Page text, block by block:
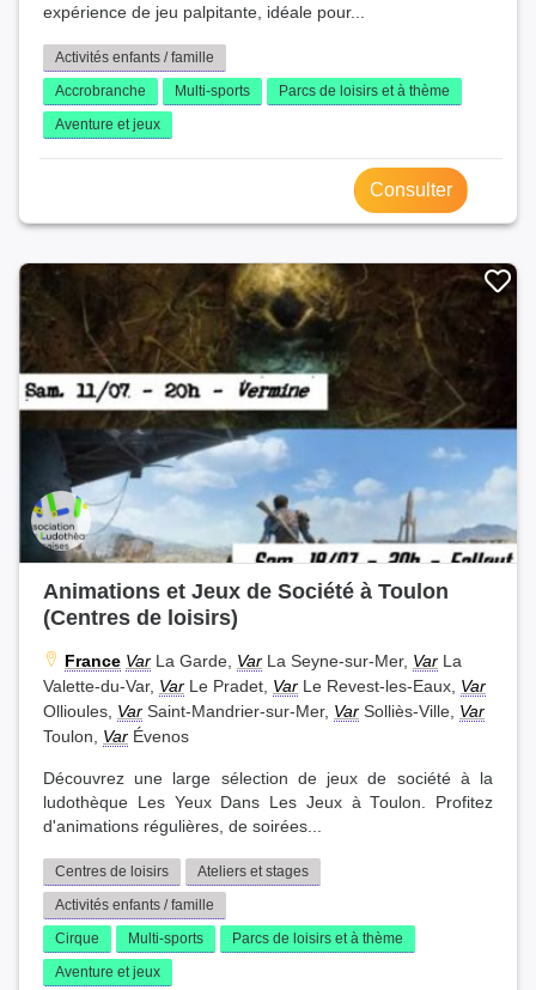
expérience de jeu palpitante, idéale pour...
Activités enfants / famille
Accrobranche
Multi-sports
Parcs de loisirs et à thème
Aventure et jeux
Consulter
Animations et Jeux de Société à Toulon
(Centres de loisirs)
France Var La Garde, Var La Seyne-sur-Mer, Var La
Valette-du-Var, Var Le Pradet, Var Le Revest-les-Eaux, Var
Ollioules, Var Saint-Mandrier-sur-Mer, Var Solliès-Ville, Var
Toulon, Var Évenos
Découvrez une large sélection de jeux de société à la
ludothèque Les Yeux Dans Les Jeux à Toulon. Profitez
d'animations régulières, de soirées...
Centres de loisirs
Ateliers et stages
Activités enfants / famille
Cirque
Multi-sports
Parcs de loisirs et à thème
Aventure et jeux